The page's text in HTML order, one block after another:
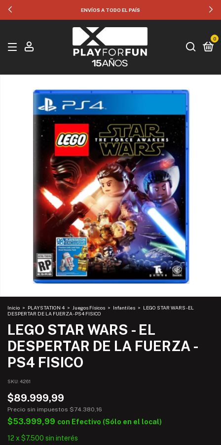
ENVÍOS A TODO EL PAÍS
0
Inicio > PLAYSTATION 4 > Juegos Físicos > Infantiles > LEGO STAR WARS - EL
DESPERTAR DE LA FUERZA - PS4 FISICO
LEGO STAR WARS - EL
DESPERTAR DE LA FUERZA -
PS4 FISICO
SKU: 4261
$89.999,99
Precio sin impuestos $74.380,16
$53.999,99 con Efectivo (Sólo en el local)
12 x $7.500 sin interés